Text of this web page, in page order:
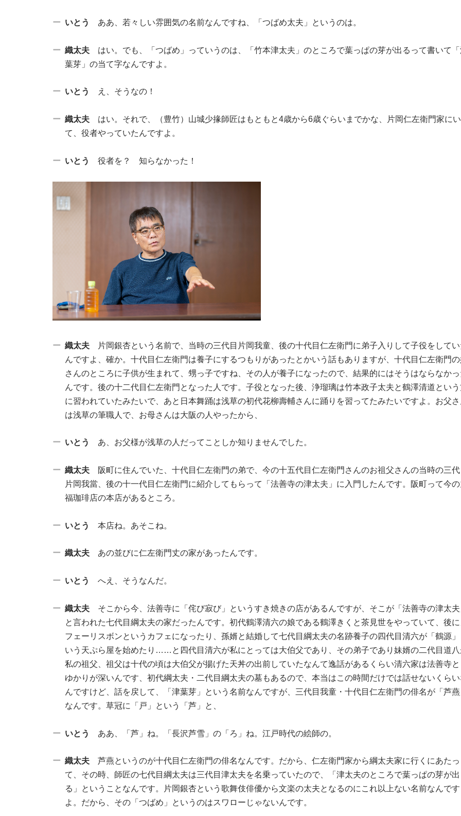
いとう ああ、若々しい雰囲気の名前なんですね、「つばめ太夫」というのは。
織太夫
はい。でも、「つばめ」っていうのは、「竹本津太夫」のところで葉っぱの芽が出るって書いて
葉芽」の当て字なんですよ。
いとう え、そうなの！
織太夫
はい。それで、（豊竹）山城少掾師匠はもともと4歳から6歳ぐらいまでかな、片岡仁左衛門家に
て、役者やっていたんですよ。
いとう 役者を？ 知らなかった！
織太夫
片岡銀杏という名前で、当時の三代目片岡我童、後の十代目仁左衛門に弟子入りして子役をして
んですよ、確か。十代目仁左衛門は養子にするつもりがあったとかいう話もありますが、十代目仁左衛門
さんのところに子供が生まれて、甥っ子ですね、その人が養子になったので、結果的にはそうはならなか
んです。後の十二代目仁左衛門となった人です。子役となった後、浄瑠璃は竹本政子太夫と鶴澤清道とい
に習われていたみたいで、あと日本舞踊は浅草の初代花柳壽輔さんに踊りを習ってたみたいですよ。お父
は浅草の筆職人で、お母さんは大阪の人やったから、
いとう あ、お父様が浅草の人だってことしか知りませんでした。
織太夫
阪町に住んでいた、十代目仁左衛門の弟で、今の十五代目仁左衛門さんのお祖父さんの当時の三
片岡我當、後の十一代目仁左衛門に紹介してもらって「法善寺の津太夫」に入門したんです。阪町って今
福珈琲店の本店があるところ。
いとう 本店ね。あそこね。
織太夫 あの並びに仁左衛門丈の家があったんです。
いとう へえ、そうなんだ。
織太夫
そこから今、法善寺に「侘び寂び」というすき焼きの店があるんですが、そこが「法善寺の津太
と言われた七代目綱太夫の家だったんです。初代鶴澤清六の娘である鶴澤きくと茶見世をやっていて、後
フェーリスボンというカフェになったり、孫婿と結婚して七代目綱太夫の名跡養子の四代目清六が「鶴源
いう天ぷら屋を始めたり……と四代目清六が私にとっては大伯父であり、その弟子であり妹婿の二代目道
私の祖父、祖父は十代の頃は大伯父が揚げた天丼の出前していたなんて逸話があるくらい清六家は法善寺
ゆかりが深いんです、初代綱太夫・二代目綱太夫の墓もあるので、本当はこの時間だけでは話せないくら
んですけど、話を戻して、「津葉芽」という名前なんですが、三代目我童・十代目仁左衛門の俳名が「芦
なんです。草冠に「戸」という「芦」と、
いとう ああ、「芦」ね。「長沢芦雪」の「ろ」ね。江戸時代の絵師の。
織太夫
芦燕というのが十代目仁左衛門の俳名なんです。だから、仁左衛門家から綱太夫家に行くにあたっ
て、その時、師匠の七代目綱太夫は三代目津太夫を名乗っていたので、「津太夫のところで葉っぱの芽が出
る」ということなんです。片岡銀杏という歌舞伎俳優から文楽の太夫となるのにこれ以上ない名前なんです
よ。だから、その「つばめ」というのはスワローじゃないんです。